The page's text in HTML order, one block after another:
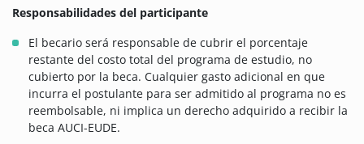
Responsabilidades del participante
El becario será responsable de cubrir el porcentaje
restante del costo total del programa de estudio, no
cubierto por la beca. Cualquier gasto adicional en que
incurra el postulante para ser admitido al programa no es
reembolsable, ni implica un derecho adquirido a recibir la
beca AUCI-EUDE.